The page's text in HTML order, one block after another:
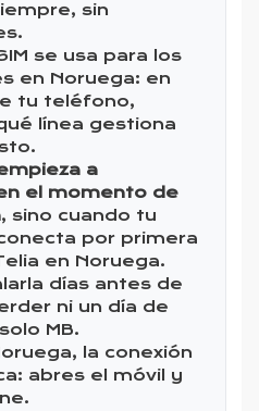
sin
se usa para los
en Noruega: en
tu teléfono,
línea gestiona
a
el momento de
, sino cuando tu
por primera
en Noruega.
días antes de
ni un día de
MB.
la conexión
abres el móvil y